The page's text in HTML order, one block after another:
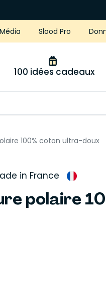
Média Slood Pro
100 idées cadeaux
100% coton ultra-doux
in France
polaire